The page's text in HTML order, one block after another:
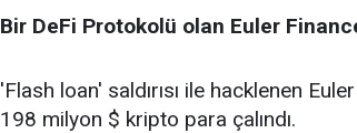
Bir DeFi Protokolü olan Euler
'Flash loan' saldırısı ile hacklenen
198 milyon $ kripto para çalındı.